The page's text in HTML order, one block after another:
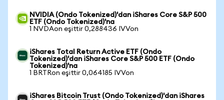
NVIDIA (Ondo Tokenized)'dan iShares Core S&P 500
ETF (Ondo Tokenized)'na
1 NVDAon eşittir 0,288436 IVVon
iShares Total Return Active ETF (Ondo
Tokenized)'dan iShares Core S&P 500 ETF (Ondo
Tokenized)'na
1 BRTRon eşittir 0,064185 IVVon
iShares Bitcoin Trust (Ondo Tokenized)'dan iShares